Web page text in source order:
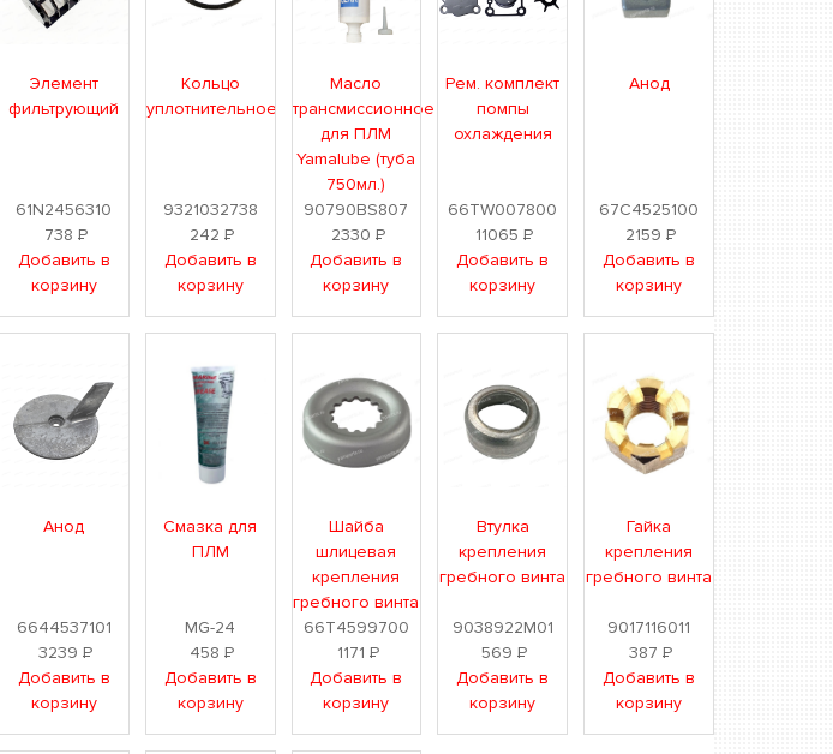
Элемент
фильтрующий
61N2456310
738 Р
Добавить в
корзину
Кольцо
уплотнительное
9321032738
242 Р
Добавить в
корзину
Масло
трансмиссионное
для ПЛМ
Yamalube (туба
750мл.)
90790BS807
2330 Р
Добавить в
корзину
Рем. комплект
помпы
охлаждения
66TW007800
11065 Р
Добавить в
корзину
Анод
67C4525100
2159 Р
Добавить в
корзину
Анод
6644537101
3239Р
Добавить в
корзину
Смазка для
ПЛМ
MG-24
458 Р
Добавить в
корзину
Шайба
шлицевая
крепления
гребного винта
66T4599700
1171 Р
Добавить в
корзину
Втулка
крепления
гребного винта
9038922M01
569 Р
Добавить в
корзину
Гайка
крепления
гребного винта
9017116011
387 Р
Добавить в
корзину